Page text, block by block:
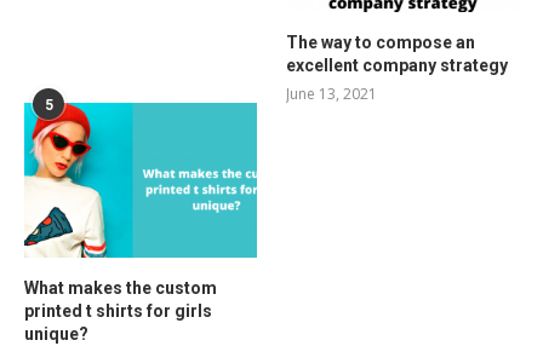
The way to compose an
excellent company strategy
June 13, 2021
5
What makes the custom
printed t shirts for girls
unique?